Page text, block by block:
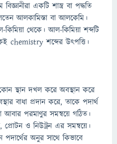
একটি শাস্ত্র বা পদ্ধতি
আলকামিস্তা বা আলকেমি।
থেকে। আল-কিমিয়া শব্দটি
chemistry শব্দের উৎপত্তি।
স্থান দখল করে অবস্থান করে
বাধা প্রদান করে, তাকে পদার্থ
আবার পরমাণুর সমন্বয়ে গঠিত।
ও নিউট্রন এর সমন্বয়ে।
অনুর সাথে কিভাবে